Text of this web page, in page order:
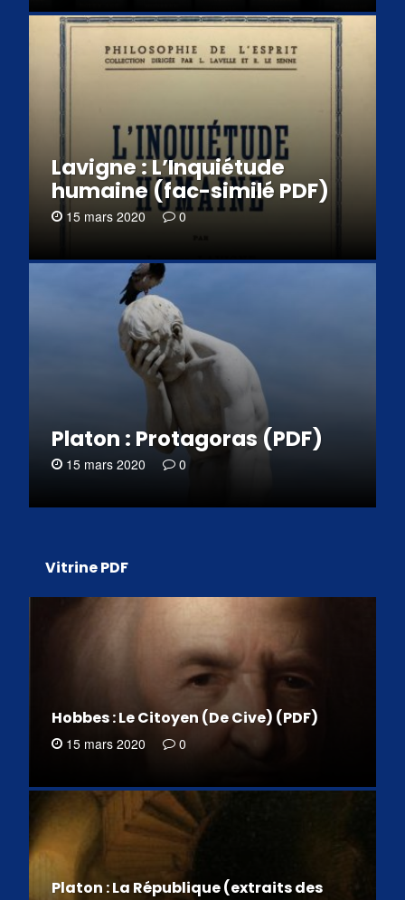
Lavigne : L’Inquiétude
humaine (fac-similé PDF)
15 mars 2020 0
Platon : Protagoras (PDF)
15 mars 2020 0
Vitrine PDF
Hobbes : Le Citoyen (De Cive) (PDF)
15 mars 2020 0
Platon : La République (extraits des